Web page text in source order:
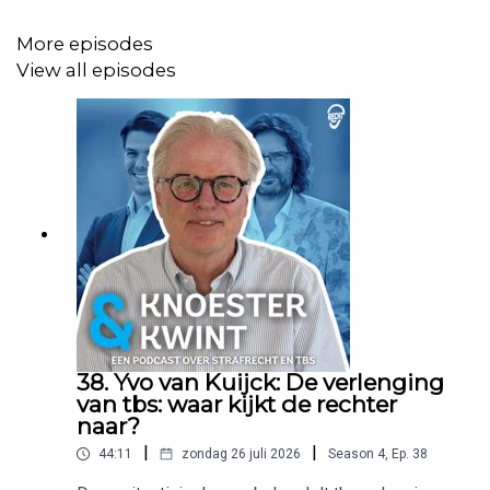
De meeste mensen met een psychiatrische stoornis zijn
slachtoffer, geen dader.
De boeienkoning mocht niet met verlof van de Minister
wegens media-gevoeligheid.
Kijk bij onze partnerIsolatiegidsvoor een vrijblijvende
offerte om je huis te isoleren!
https://isolatiegids.nl/offerte
More episodes
View all episodes
38. Yvo van Kuijck: De verlenging
van tbs: waar kijkt de rechter
naar?
44:11 zondag 26 juli 2026 Season 4, Ep. 38